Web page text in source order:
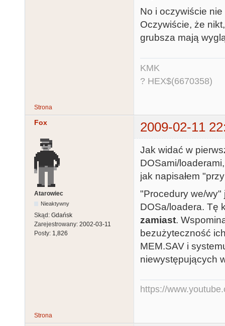
No i oczywiście
Oczywiście, że
grubsza mają
KMK
? HEX$(6670358)
Strona
Fox 2009-02-11
Atarowiec
Nieaktywny
Skąd: Gdańsk
Zarejestrowany: 2002-03-11
Posty: 1,826
Jak widać w
DOSami/
jak napisałem
"Procedury we/wy"
DOSa/loadera. Tę
zamiast.
bezużyteczność
MEM.SAV i
niewystępujących
https://
Strona